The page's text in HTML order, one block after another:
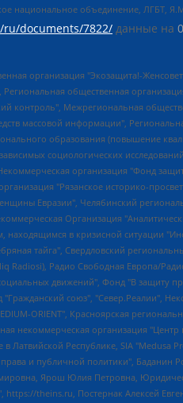
национальное объединение, ЛГБТ,
documents/7822/ данные на
Фонд содействия защите здоровья и социальной справедливости имени Андрея Рылькова, Автономная Некоммерческая Организация "Аналитический Центр Юрия Левады", Автономная некоммерческая организация социальной поддержки населения "Проект Апрель", Региональная общественная организация помощи женщинам и детям, находящимся в кризисной ситуации "Информационно-методический центр "Анна", Фонд содействия развитию массовых коммуникаций и правовому просвещению "Так-так-Так", Фонд содействия устойчивому развитию "Серебряная тайга", Свердловский региональный общественный фонд социальных проектов "Новое время", "Idel.Реалии", Кавказ.Реалии, Крым.Реалии, Телеканал Настоящее Время, Татаро-башкирская служба Радио Свобода (Azatliq Radiosi), Радио Свободная Европа/Радио Свобода (PCE/PC), "Сибирь.Реалии", "Фактограф", Благотворительный фонд помощи осужденным и их семьям, Автономная некоммерческая организация "Институт глобализации и социальных движений", Фонд "В защиту прав заключенных", Частное учреждение "Центр поддержки и содействия развитию средств массовой информации", Пензенский региональный общественный благотворительный фонд "Гражданский союз", "Север.Реалии", Некоммерческая организация Фонд "Правовая инициатива", Общество с ограниченной ответственностью "Радио Свободная Европа/Радио Свобода", Чешское информационное агентство "MEDIUM-ORIENT", Красноярская региональная общественная организация "Мы против СПИДа", Камалягин Денис Николаевич, Маркелов Сергей Евгеньевич, Пономарев Лев Александрович, Савицкая Людмила Алексеевна, Автономная некоммерческая организация "Центр по работе с проблемой насилия "НАСИЛИЮ.НЕТ", Межрегиональный профессиональный союз